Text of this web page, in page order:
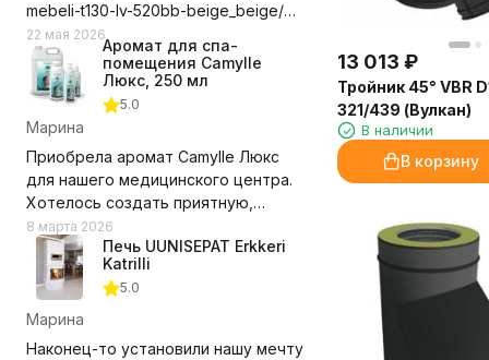
13 013 ₽
Тройник 45° VBR
321/439 (Вулкан)
В наличии
В корзину
mebeli-t130-lv-520bb-beige_beige/
Долго выбирала где приобрести
этот комплект мебели, сравнивала
цены с учетом доставки. Выбор
компании оказался правильным.
Доставили в срок, удобное для нас
время, помогли с разгрузкой.
Замечаний нет! Рекомендую и
компанию и выбранный нами
комплект мебели.
Недостатки - Пока не обнаружили.
22 мая 2026
Аромат для спа-
помещения Camylle
Люкс, 250 мл
5.0
Марина
Приобрела аромат Camylle Люкс
для нашего медицинского центра.
Хотелось создать приятную,
располагающую атмосферу для
пациентов, но при этом без резких
запахов. Этот аромат превзошёл
ожидания!
Состав из эфирных масел каяпута,
8 марта 2026
Печь UUNISEPAT Erkkeri
Katrilli
5.0
Марина
Наконец-то установили нашу мечту